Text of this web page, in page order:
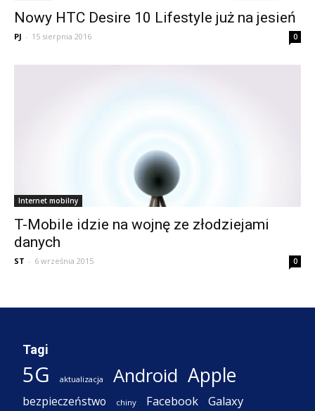
Nowy HTC Desire 10 Lifestyle już na jesień
PJ - 15 sierpnia 2016 0
Internet mobilny
T-Mobile idzie na wojnę ze złodziejami
danych
ST - 6 września 2015 0
Tagi
5G aktualizacja Android Apple
bezpieczeństwo chiny Facebook Galaxy